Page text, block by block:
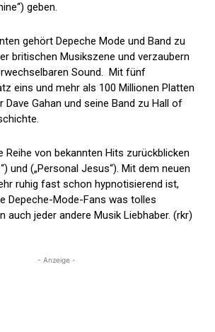
geben.
gehört Depeche Mode und Band zu
britischen Musikszene und verzaubern
Sound. Mit fünf
eins und mehr als 100 Millionen Platten
Dave Gahan und seine Band zu Hall of
Reihe von bekannten Hits zurückblicken
und („Personal Jesus“). Mit dem neuen
ruhig fast schon hypnotisierend ist,
Depeche-Mode-Fans was tolles
auch jeder andere Musik Liebhaber. (rkr)
- Anzeige -